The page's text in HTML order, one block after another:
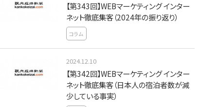
【第343回】WEBマーケティング インター
ネット徹底集客（2024年の振り返り）
コラム
2024.12.10
【第342回】WEBマーケティング インター
ネット徹底集客（日本人の宿泊者数が減
少している事実）